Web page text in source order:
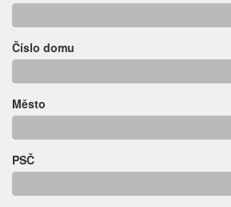
Číslo domu
Město
PSČ